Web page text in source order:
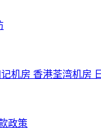
机房 香港荃湾机房
政策